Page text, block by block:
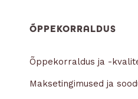
ÕPPEKORRALDUS
Õppekorraldus ja -
Maksetingimused ja